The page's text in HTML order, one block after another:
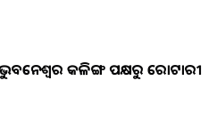
କଳିଙ୍ଗ ପକ୍ଷରୁ ରୋଟାରୀ